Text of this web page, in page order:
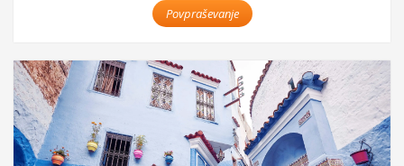
Povpraševanje